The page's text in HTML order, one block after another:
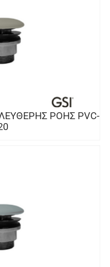
ΡΟΗΣ PVC-